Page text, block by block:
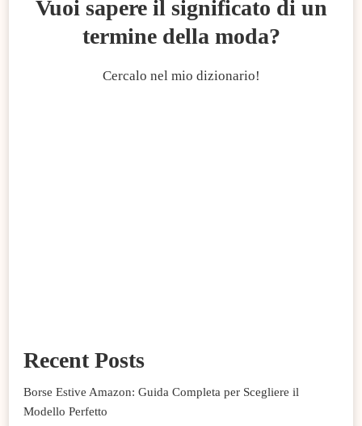
Vuoi sapere il significato di un
termine della moda?
Cercalo nel mio dizionario!
Recent Posts
Borse Estive Amazon: Guida Completa per Scegliere il
Modello Perfetto